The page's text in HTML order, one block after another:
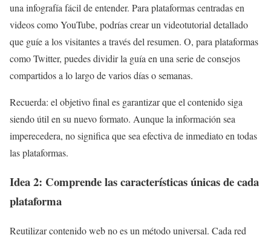
una infografía fácil de entender. Para plataformas centradas en
videos como YouTube, podrías crear un videotutorial detallado
que guíe a los visitantes a través del resumen. O, para plataformas
como Twitter, puedes dividir la guía en una serie de consejos
compartidos a lo largo de varios días o semanas.
Recuerda: el objetivo final es garantizar que el contenido siga
siendo útil en su nuevo formato. Aunque la información sea
imperecedera, no significa que sea efectiva de inmediato en todas
las plataformas.
Idea 2: Comprende las características únicas de cada
plataforma
Reutilizar contenido web no es un método universal. Cada red